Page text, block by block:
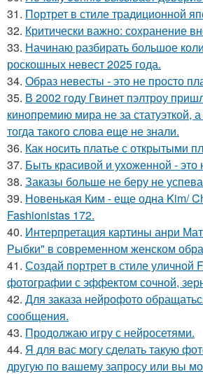
31. Портрет в стиле традиционной
32. Критически важно: сохранение
33. Начинаю разбирать большое
роскошных невест 2025 года.
34. Образ невесты - это не просто
35. В 2002 году Гвинет пэлтроу
кинопремию мира не за статуэткой,
тогда такого слова еще не знали.
36. Как носить платье с открытыми
37. Быть красивой и ухоженной -
38. Заказы больше не беру не
39. Новенькая Ким - еще одна Kim/
Fashionistas 172.
40. Интерпретация картины анри
Рыбки" в современном женском
41. Создай портрет в стиле уличной
фотографии с эффектом сочной,
42. Для заказа нейрофото
сообщения.
43. Продолжаю игру с нейросетями.
44. Я для вас могу сделать такую
другую по вашему запросу или вы